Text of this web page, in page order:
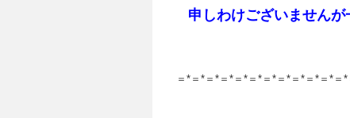
申しわけございませんが
＝*＝*＝*＝*＝*＝*＝*＝*＝*＝*＝*＝